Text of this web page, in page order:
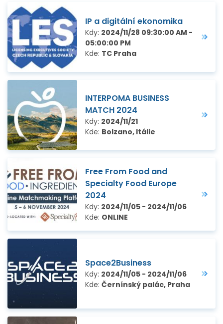
IP a digitální ekonomika
Kdy: 2024/11/28 09:30:00 AM -
05:00:00 PM
Kde: TC Praha
INTERPOMA BUSINESS
MATCH 2024
Kdy: 2024/11/21
Kde: Bolzano, Itálie
Free From Food and
Specialty Food Europe
2024
Kdy: 2024/11/05 - 2024/11/06
Kde: ONLINE
Space2Business
Kdy: 2024/11/05 - 2024/11/06
Kde: Černínský palác, Praha